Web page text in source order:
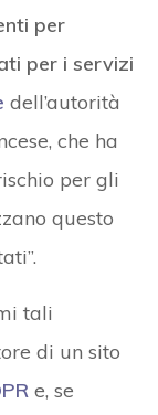
per
per i servizi
dell’autorità
che ha
per gli
questo
tali
di un sito
e, se